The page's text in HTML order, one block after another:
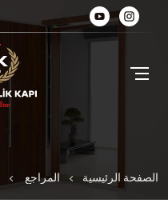
الصفحة الرئيسية المراجع